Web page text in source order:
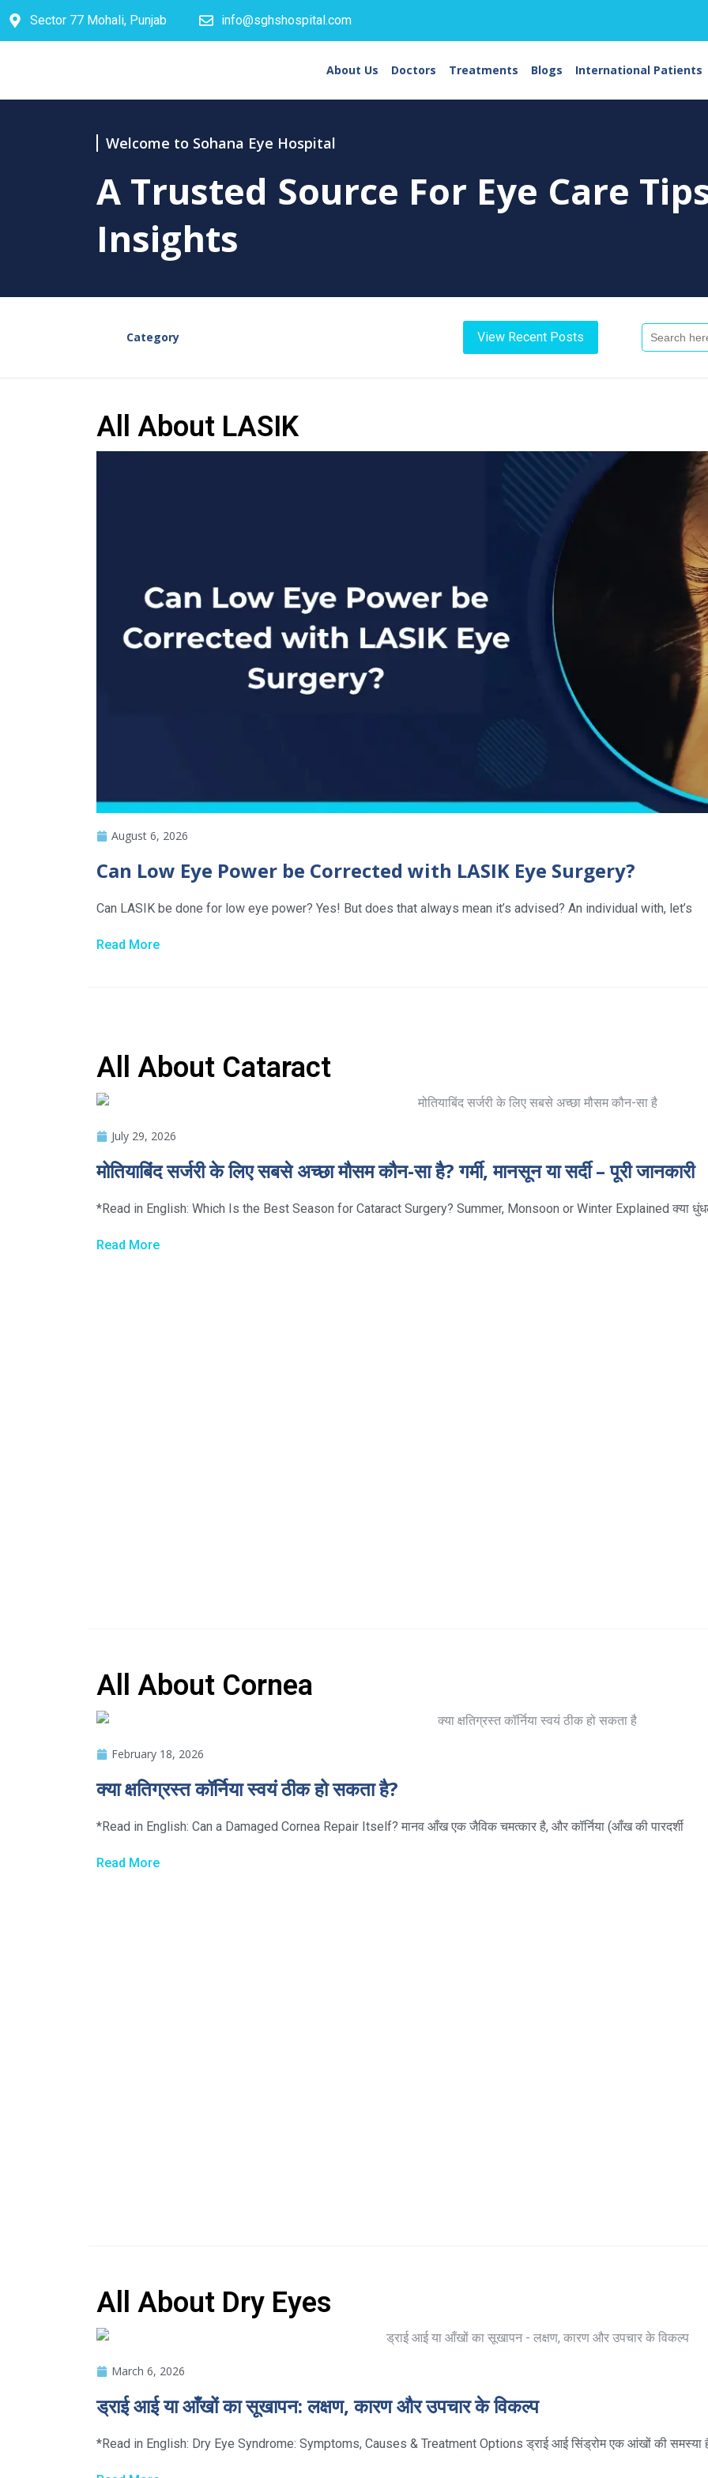
Sector 77 Mohali, Punjab info@sghshospital.com
About Us Doctors Treatments Blogs International Patients
Welcome to Sohana Eye Hospital
A Trusted Source For Eye Care
Insights
Category View Recent Posts
Search
For:
All About LASIK
August 6, 2026
Can Low Eye Power be Corrected with LASIK Eye Surgery?
Can LASIK be done for low eye power? Yes! But does that always mean it’s advised? An individual with, let’s
Read More
All About Cataract
July 29, 2026
मोतियाबिंद सर्जरी के लिए सबसे अच्छा मौसम कौन-सा है? गर्मी, मानसून या सर्दी – पूरी जानकारी
*Read in English: Which Is the Best Season for Cataract Surgery? Summer, Monsoon or Winter Explained क्या
Read More
All About Cornea
February 18, 2026
क्या क्षतिग्रस्त कॉर्निया स्वयं ठीक हो सकता है?
*Read in English: Can a Damaged Cornea Repair Itself? मानव आँख एक जैविक चमत्कार है, और कॉर्निया (आँख की पारदर्शी
Read More
All About Dry Eyes
March 6, 2026
ड्राई आई या आँखों का सूखापन: लक्षण, कारण और उपचार के विकल्प
*Read in English: Dry Eye Syndrome: Symptoms, Causes & Treatment Options ड्राई आई सिंड्रोम एक आंखों की समस्या